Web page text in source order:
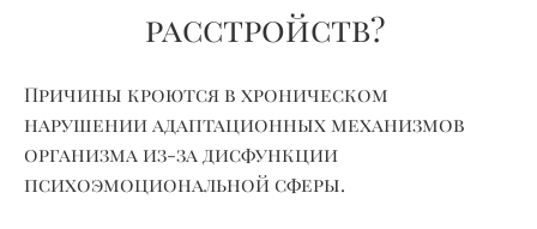
расстройств?
Причины кроются в хроническом
нарушении адаптационных механизмов
организма из-за дисфункции
психоэмоциональной сферы.